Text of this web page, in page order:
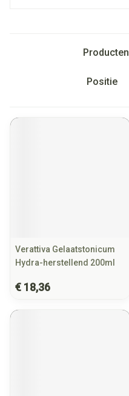
Producten
Sorteer op:
Verattiva Gelaatstonicum
Hydra-herstellend 200ml
€ 18,36